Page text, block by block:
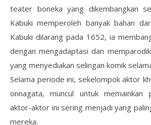
teater boneka yang dikembangkan
Kabuki memperoleh banyak bahan
Kabuki dilarang pada 1652, ia
dengan mengadaptasi dan
yang menyediakan selingan komik
Selama periode ini, sekelompok aktor
onnagata, muncul untuk memainkan
aktor-aktor ini sering menjadi yang
mereka.